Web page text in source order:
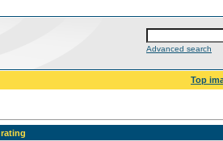
Advanced search
Top